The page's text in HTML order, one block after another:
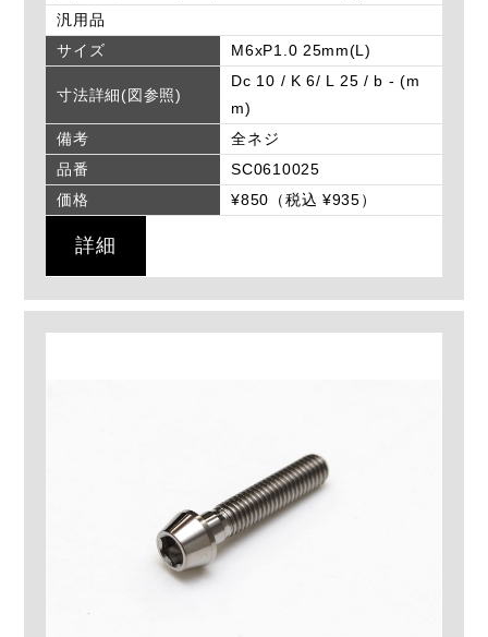
汎用品
サイズ
M6xP1.0 25mm(L)
寸法詳細(図参照)
Dc 10 / K 6/ L 25 / b - (m
m)
備考
全ネジ
品番
SC0610025
価格
¥850（税込 ¥935）
詳細